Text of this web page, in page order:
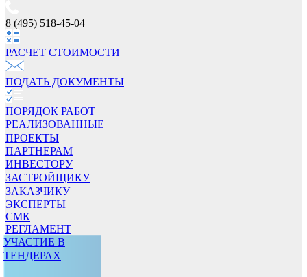
8 (495) 518-45-04
РАСЧЕТ СТОИМОCТИ
ПОДАТЬ ДОКУМЕНТЫ
ПОРЯДОК РАБОТ
РЕАЛИЗОВАННЫЕ
ПРОЕКТЫ
ПАРТНЕРАМ
ИНВЕСТОРУ
ЗАСТРОЙЩИКУ
ЗАКАЗЧИКУ
ЭКСПЕРТЫ
СМК
РЕГЛАМЕНТ
УЧАСТИЕ В
ТЕНДЕРАХ